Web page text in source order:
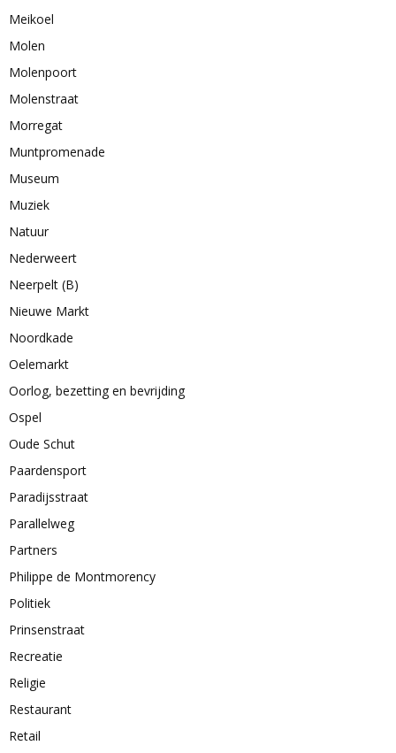
Meikoel
Molen
Molenpoort
Molenstraat
Morregat
Muntpromenade
Museum
Muziek
Natuur
Nederweert
Neerpelt (B)
Nieuwe Markt
Noordkade
Oelemarkt
Oorlog, bezetting en bevrijding
Ospel
Oude Schut
Paardensport
Paradijsstraat
Parallelweg
Partners
Philippe de Montmorency
Politiek
Prinsenstraat
Recreatie
Religie
Restaurant
Retail